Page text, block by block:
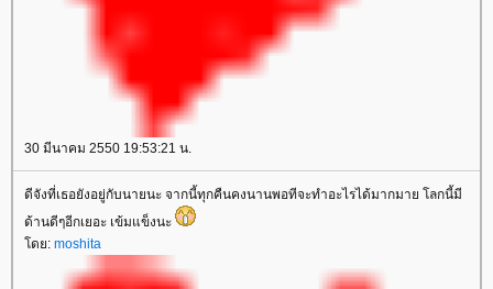
30 มีนาคม 2550 19:53:21 น.
ดีจังที่เธอยังอยู่กับนายนะ จากนี้ทุกคืนคงนานพอทีจะทำอะไรได้มากมาย โลกนี้มี
ด้านดีๆอีกเยอะ เข้มแข็งนะ
ดย: moshita